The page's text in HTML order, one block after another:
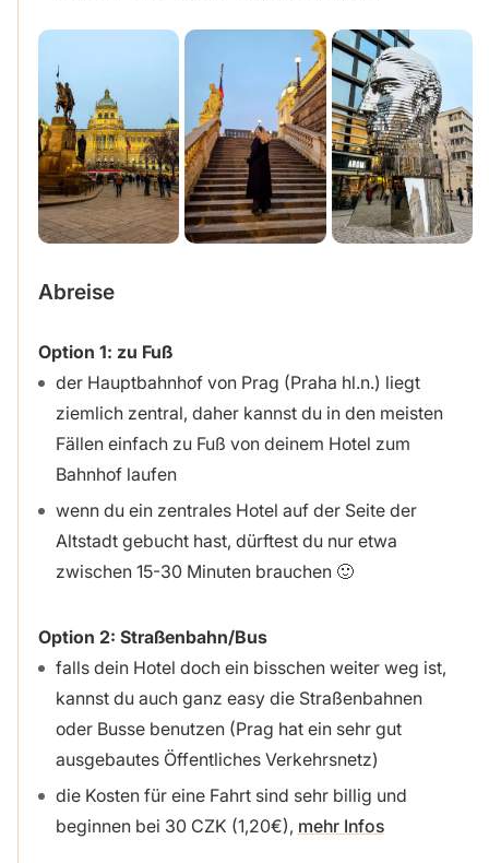
Abreise
Option 1: zu Fuß
der Hauptbahnhof von Prag (Praha hl.n.) liegt
ziemlich zentral, daher kannst du in den meisten
Fällen einfach zu Fuß von deinem Hotel zum
Bahnhof laufen
wenn du ein zentrales Hotel auf der Seite der
Altstadt gebucht hast, dürftest du nur etwa
zwischen 15-30 Minuten brauchen 🙂
Option 2: Straßenbahn/Bus
falls dein Hotel doch ein bisschen weiter weg ist,
kannst du auch ganz easy die Straßenbahnen
oder Busse benutzen (Prag hat ein sehr gut
ausgebautes Öffentliches Verkehrsnetz)
die Kosten für eine Fahrt sind sehr billig und
beginnen bei 30 CZK (1,20€), mehr Infos